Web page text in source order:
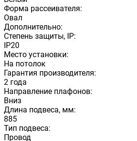
Форма рассеивателя:
Овал
Дополнительно:
Степень защиты, IP:
IP20
Место установки:
На потолок
Гарантия производителя:
2 года
Направление плафонов:
Вниз
Длина подвеса, мм:
885
Тип подвеса:
Провод